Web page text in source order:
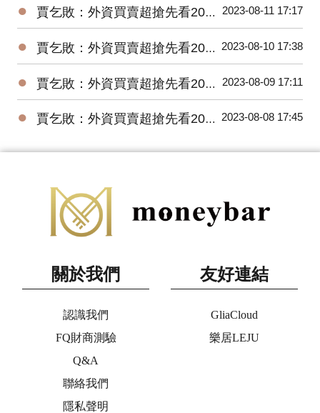
● 賈乞敗：外資買賣超搶先看20230811 2023-08-11 17:17
● 賈乞敗：外資買賣超搶先看20230810 2023-08-10 17:38
● 賈乞敗：外資買賣超搶先看20230809 2023-08-09 17:11
● 賈乞敗：外資買賣超搶先看20230808 2023-08-08 17:45
關於我們
認識我們
FQ財商測驗
Q&A
聯絡我們
隱私聲明
友好連結
GliaCloud
樂居LEJU